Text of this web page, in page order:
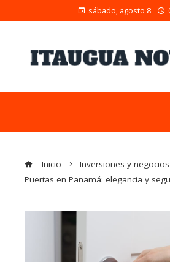
sábado, agosto 8
Inicio
Inversiones y negocios
Puertas en Panamá: elegancia y